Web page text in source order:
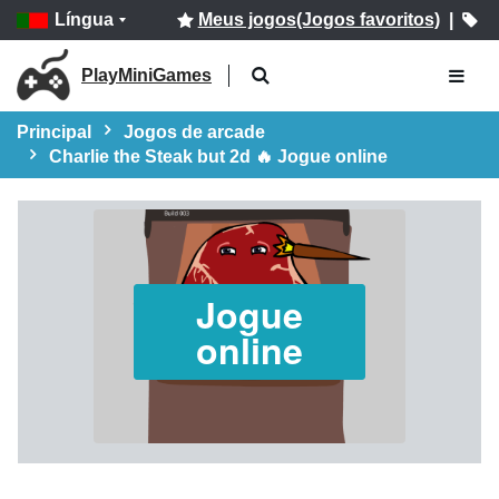
Língua Meus jogos(Jogos favoritos)|
PlayMiniGames
Principal
Jogos de arcade
Charlie the Steak but 2d 🔥 Jogue online
Jogue
online